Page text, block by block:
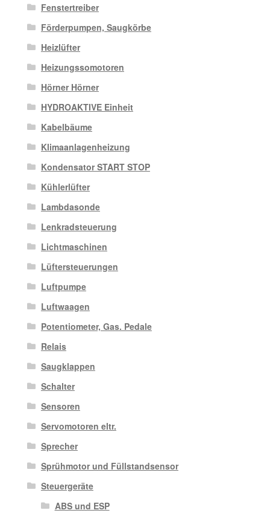
Fenstertreiber
Förderpumpen, Saugkörbe
Heizlüfter
Heizungssomotoren
Hörner Hörner
HYDROAKTIVE Einheit
Kabelbäume
Klimaanlagenheizung
Kondensator START STOP
Kühlerlüfter
Lambdasonde
Lenkradsteuerung
Lichtmaschinen
Lüftersteuerungen
Luftpumpe
Luftwaagen
Potentiometer, Gas. Pedale
Relais
Saugklappen
Schalter
Sensoren
Servomotoren eltr.
Sprecher
Sprühmotor und Füllstandsensor
Steuergeräte
ABS und ESP